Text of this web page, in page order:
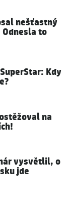
nešťastný
to
Kdy
na
vysvětlil, o
jde